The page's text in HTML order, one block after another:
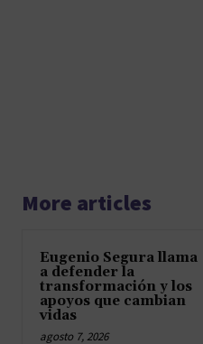
More articles
Eugenio Segura llama
a defender la
transformación y los
apoyos que cambian
vidas
agosto 7, 2026